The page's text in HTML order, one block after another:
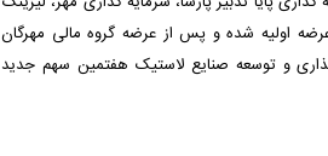
اولیه شده و پس از عرضه گروه مالی مهرگان
و توسعه صنایع لاستیک هفتمین سهم جدید